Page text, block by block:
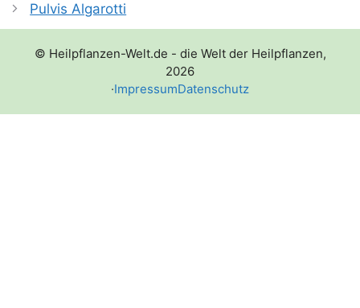
Pulvis Algarotti
© Heilpflanzen-Welt.de - die Welt der Heilpflanzen,
2026
·ImpressumDatenschutz